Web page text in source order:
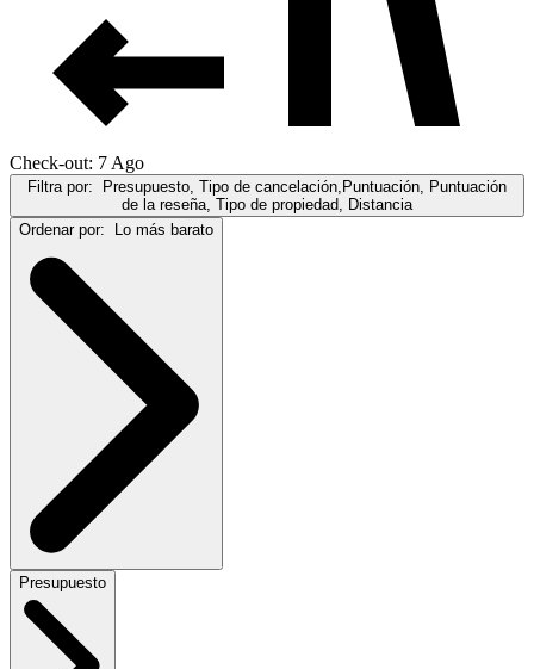
Check-out: 7 Ago
Filtra por:
Presupuesto, Tipo de cancelación,Puntuación, Puntuación
de la reseña, Tipo de propiedad, Distancia
Ordenar por:
Lo más barato
Presupuesto